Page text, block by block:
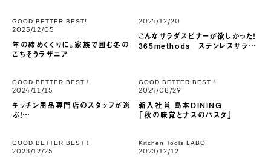
GOOD BETTER BEST!
2025/12/05
年の締めくくりに。家族で囲む冬の
ごちそうラザニア
2024/12/20
こんなサラダスピナーが欲しかった！
365methods ステンレスサラダ
GOOD BETTER BEST！
2024/11/15
キッチン用品専門店のスタッフが選
ぶ！
GOOD BETTER BEST！
2024/08/29
新入社員 島本DINING
「秋の味覚とナスのパスタ」
GOOD BETTER BEST！
2023/12/25
Kitchen Tools LABO
2023/12/12